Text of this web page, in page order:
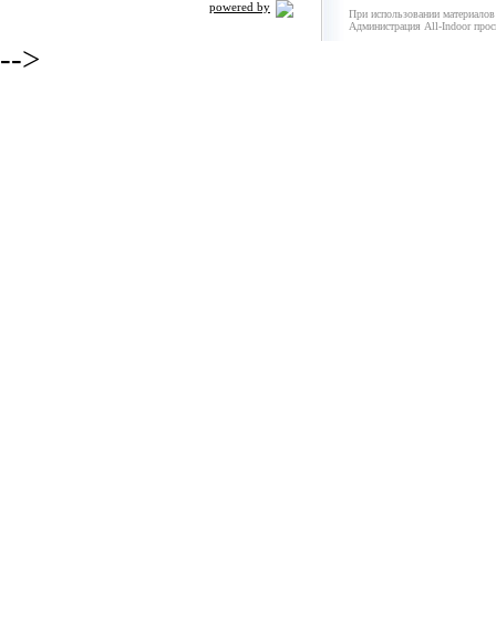
powered by
При использовании
Администрация All-Indoor
-->